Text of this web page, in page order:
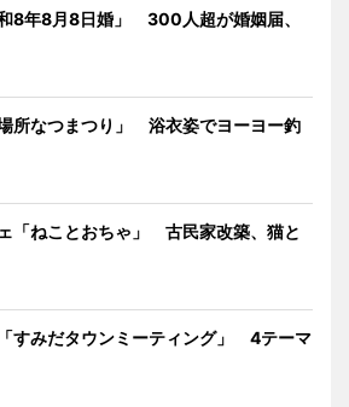
8年8月8日婚」 300人超が婚姻届、
所なつまつり」 浴衣姿でヨーヨー釣
「ねことおちゃ」 古民家改築、猫と
すみだタウンミーティング」 4テーマ